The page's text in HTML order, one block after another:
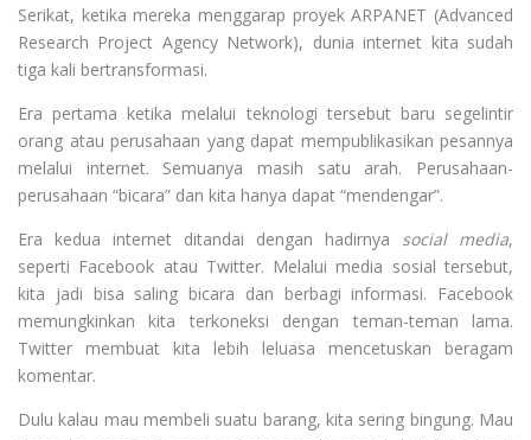
Serikat, ketika mereka menggarap proyek ARPANET (Advanced
Research Project Agency Network), dunia internet kita sudah
tiga kali bertransformasi.
Era pertama ketika melalui teknologi tersebut baru segelintir
orang atau perusahaan yang dapat mempublikasikan pesannya
melalui internet. Semuanya masih satu arah. Perusahaan-
perusahaan “bicara” dan kita hanya dapat “mendengar”.
Era kedua internet ditandai dengan hadirnya social media,
seperti Facebook atau Twitter. Melalui media sosial tersebut,
kita jadi bisa saling bicara dan berbagi informasi. Facebook
memungkinkan kita terkoneksi dengan teman-teman lama.
Twitter membuat kita lebih leluasa mencetuskan beragam
komentar.
Dulu kalau mau membeli suatu barang, kita sering bingung. Mau